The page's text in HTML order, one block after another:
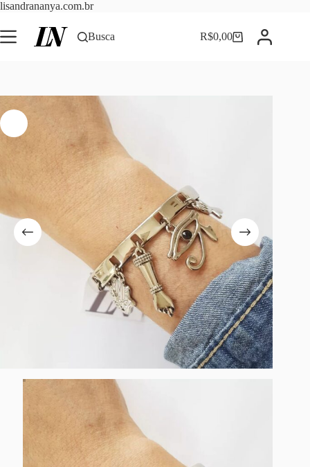
lisandrananya.com.brPular
o
conteúdo
Busca Carrinho
R$0,00